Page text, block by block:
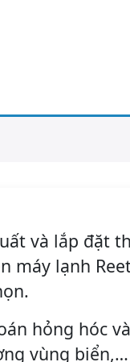
và lắp đặt
máy lạnh
hỏng hóc
vùng biển,…